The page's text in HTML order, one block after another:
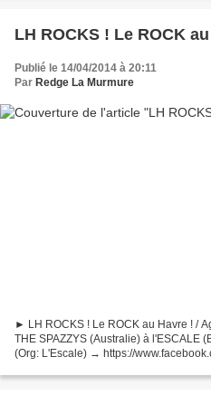
LH ROCKS ! Le
Publié le 14/04/2014 à 20:11
Par Redge La Murmure
► LH ROCKS ! Le ROCK au Havre ! / Agenda
THE SPAZZYS (Australie) à l'ESCALE
(Org: L'Escale) → https://